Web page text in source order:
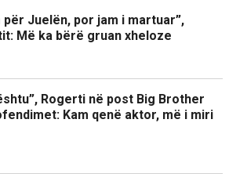
për Juelën, por jam i martuar”,
Më ka bërë gruan xheloze
Rogerti në post Big Brother
Kam qenë aktor, më i miri